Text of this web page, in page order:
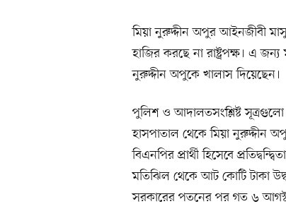
মিয়া নুরুদ্দীন অপুর আইনজীবী
হাজির করছে না রাষ্ট্রপক্ষ। এ
নুরুদ্দীন অপুকে খালাস দিয়েছেন।
পুলিশ ও আদালতসংশ্লিষ্ট
হাসপাতাল থেকে মিয়া নুরুদ্দীন
বিএনপির প্রার্থী হিসেবে
মতিঝিল থেকে আট কোটি টাকা
সরকারের পতনের পর গত ৬ আগস্ট